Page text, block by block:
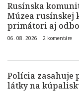
Rusínska
Múzea
primátori aj
06. 08. 2026 | 2 komentáre
Polícia zasahuje
látky na